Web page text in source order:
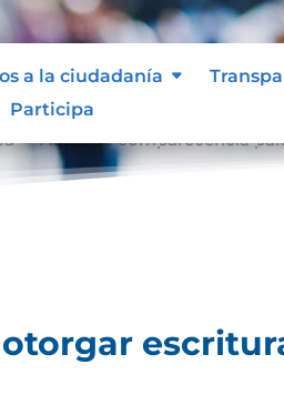
a la ciudadanía
Participa
Actas de comparecencia